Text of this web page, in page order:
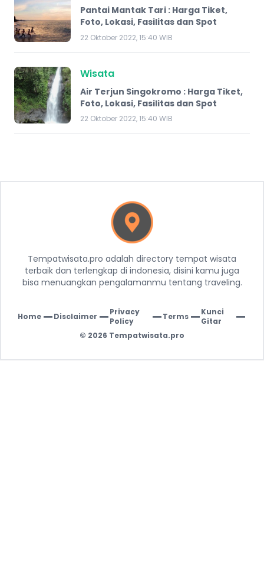
Pantai Mantak Tari : Harga Tiket,
Foto, Lokasi, Fasilitas dan Spot
22 Oktober 2022, 15:40 WIB
Wisata
Air Terjun Singokromo : Harga Tiket,
Foto, Lokasi, Fasilitas dan Spot
22 Oktober 2022, 15:40 WIB
Tempatwisata.pro adalah directory tempat wisata
terbaik dan terlengkap di indonesia, disini kamu juga
bisa menuangkan pengalamanmu tentang traveling.
Home| Disclaimer | Privacy
Policy
| Terms| Kunci
Gitar
|
© 2026 Tempatwisata.pro